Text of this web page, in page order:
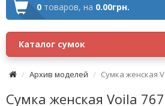
0 товаров, на 0.00грн.
Каталог сумок
Архив моделей Сумка женская
Сумка женская Voila